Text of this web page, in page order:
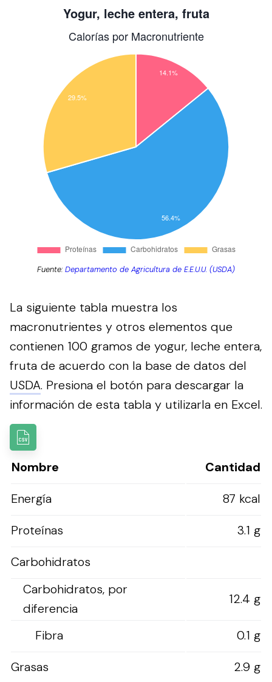
Fuente:Departamento de Agricultura de E.E.U.U. (USDA)
La siguiente tabla muestra los
macronutrientes y otros elementos que
contienen 100 gramos de yogur, leche entera,
fruta de acuerdo con la base de datos del
USDA. Presiona el botón para descargar la
información de esta tabla y utilizarla en Excel.
Nombre
Cantidad
Energía
87 kcal
Proteínas
3.1 g
Carbohidratos
Carbohidratos, por
diferencia
12.4 g
Fibra
0.1 g
Grasas
2.9 g